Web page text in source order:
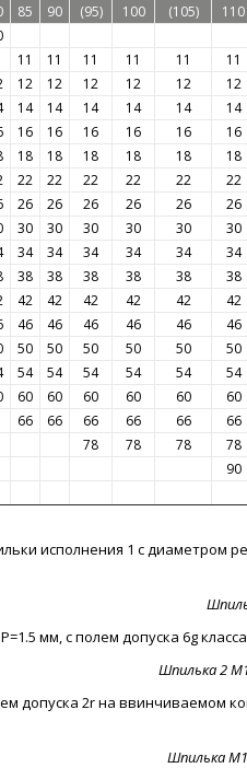
85 90 (95) 100 (105) 110
11 11 11 11 11 11
12 12 12 12 12 12
14 14 14 14 14 14
16 16 16 16 16 16
18 18 18 18 18 18
22 22 22 22 22 22
26 26 26 26 26 26
30 30 30 30 30 30
34 34 34 34 34 34
38 38 38 38 38 38
42 42 42 42 42 42
46 46 46 46 46 46
50 50 50 50 50 50
54 54 54 54 54 54
60 60 60 60 60 60
66 66 66 66 66 66
78 78 78 78
90
исполнения 1 с диаметром
мм, с полем допуска 6g
Шпилька 2
допуска 2r на ввинчиваемом
Шпилька